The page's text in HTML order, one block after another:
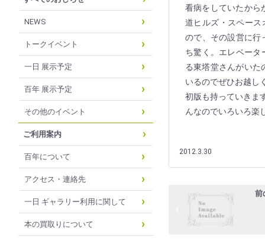
NEWS
トークイベント
一日 展示予定
百年 展示予定
その他のイベント
ご利用案内
百年について
アクセス・連絡先
一日 ギャラリー利用に関して
本の買取りについて
看病をしていたから
道ヒルズ・スペー
ので、その設営に行
ち驚く。エレベータ
る東塔堂さんがい
いるのでぜひお越し
初版も持っていきま
んなのでいろいろ楽
2012.3.30
前